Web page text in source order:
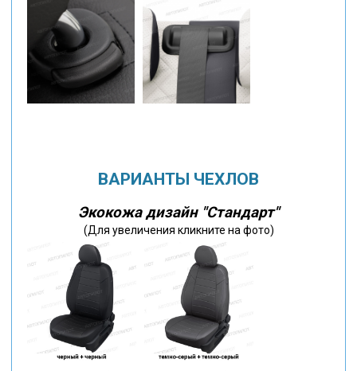
ВАРИАНТЫ ЧЕХЛОВ
Экокожа дизайн "Стандарт"
(Для увеличения кликните на фото)